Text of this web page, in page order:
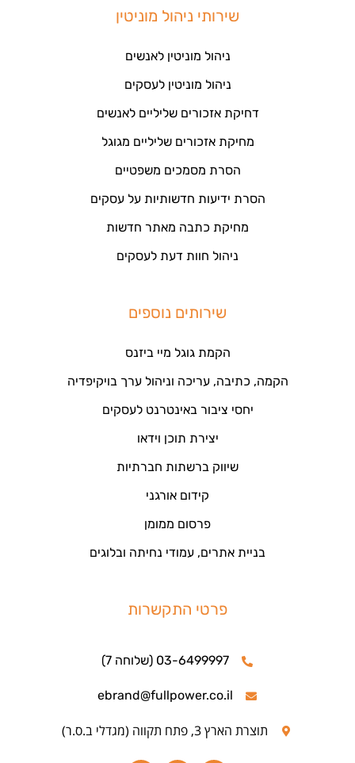
שירותי ניהול מוניטין
ניהול מוניטין לאנשים
ניהול מוניטין לעסקים
דחיקת אזכורים שליליים לאנשים
מחיקת אזכורים שליליים מגוגל
הסרת מסמכים משפטיים
הסרת ידיעות חדשותיות על עסקים
מחיקת כתבה מאתר חדשות
ניהול חוות דעת לעסקים
שירותים נוספים
הקמת גוגל מיי ביזנס
הקמה, כתיבה, עריכה וניהול ערך בויקיפדיה
יחסי ציבור באינטרנט לעסקים
יצירת תוכן וידאו
שיווק ברשתות חברתיות
קידום אורגני
פרסום ממומן
בניית אתרים, עמודי נחיתה ובלוגים
פרטי התקשרות
03-6499997 (שלוחה 7)
ebrand@fullpower.co.il
תוצרת הארץ 3, פתח תקווה (מגדלי ב.ס.ר)